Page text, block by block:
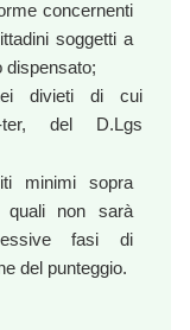
concernenti
soggetti a
dispensato;
divieti di cui
ter, del D.Lgs
minimi sopra
quali non sarà
fasi di
del punteggio.